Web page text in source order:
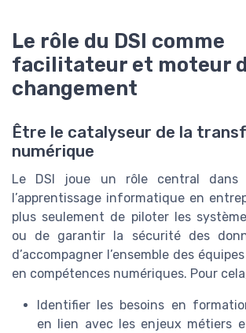
Le rôle du DSI comme
facilitateur et moteur
changement
Être le catalyseur de la
numérique
Le DSI joue un rôle central dans
l’apprentissage informatique en
plus seulement de piloter les
ou de garantir la sécurité des
d’accompagner l’ensemble des
en compétences numériques. Pour
Identifier les besoins en
en lien avec les enjeux métiers